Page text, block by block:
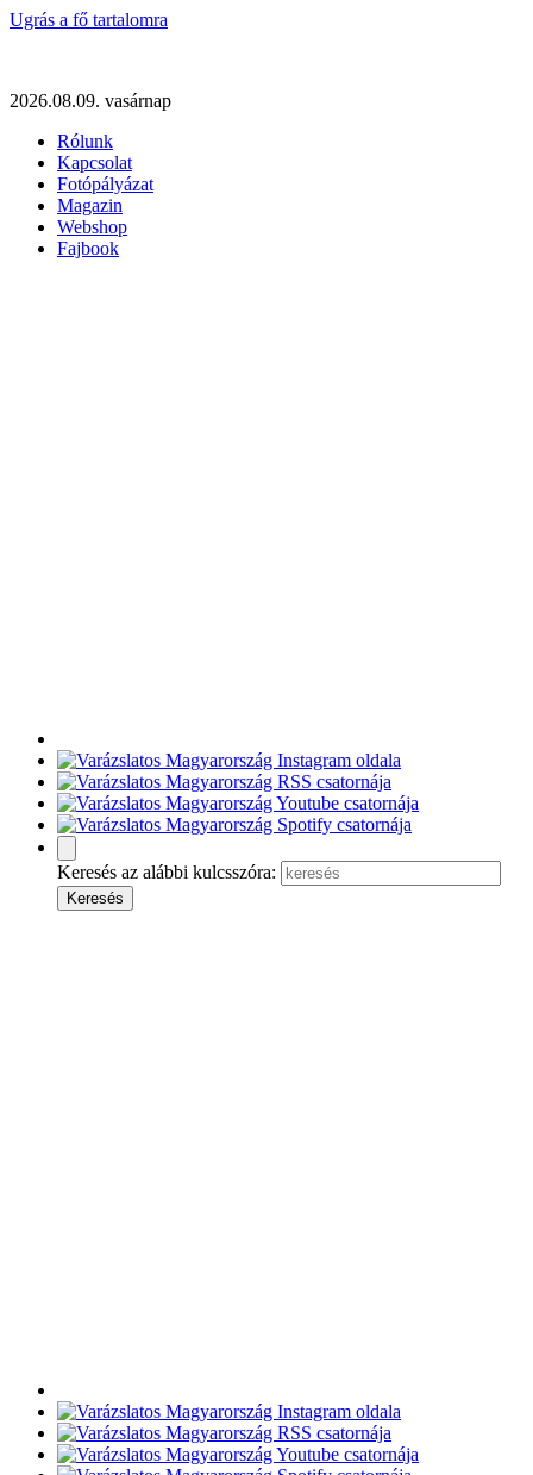
Ugrás a fő tartalomra
2026.08.09. vasárnap
Rólunk
Kapcsolat
Fotópályázat
Magazin
Webshop
Fajbook
Keresés az alábbi kulcsszóra: